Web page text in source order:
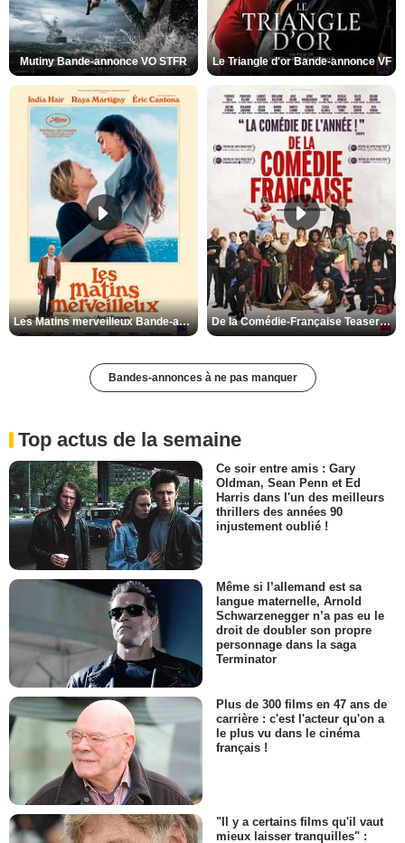
Mutiny Bande-annonce VO STFR Le Triangle d'or Bande-annonce VF
Les Matins merveilleux Bande-annonce VF De la Comédie-Française Teaser VF
Bandes-annonces à ne pas manquer
Top actus de la semaine
Ce soir entre amis : Gary
Oldman, Sean Penn et Ed
Harris dans l'un des meilleurs
thrillers des années 90
injustement oublié !
Même si l’allemand est sa
langue maternelle, Arnold
Schwarzenegger n’a pas eu le
droit de doubler son propre
personnage dans la saga
Terminator
Plus de 300 films en 47 ans de
carrière : c'est l'acteur qu'on a
le plus vu dans le cinéma
français !
"Il y a certains films qu'il vaut
mieux laisser tranquilles" :